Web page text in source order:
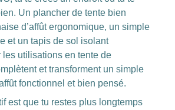
Un plancher de tente bien
d’affût ergonomique, un simple
et un tapis de sol isolant
les utilisations en tente de
et transforment un simple
fonctionnel et bien pensé.
est que tu restes plus longtemps